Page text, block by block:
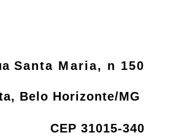
Santa Maria, n 150
Belo Horizonte/MG
CEP 31015-340